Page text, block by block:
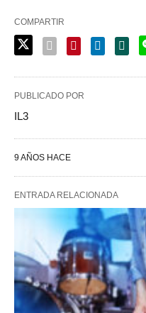
COMPARTIR
PUBLICADO POR
IL3
9 AÑOS HACE
ENTRADA RELACIONADA